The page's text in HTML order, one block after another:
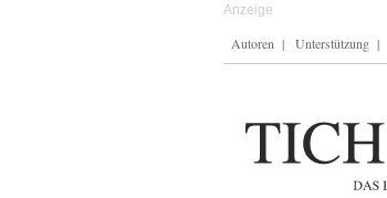
Autoren Unterstützung